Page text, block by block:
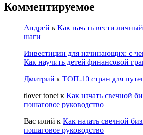
Комментируемое
Андрей к Как начать вести
шаги
Инвестиции для начинающих: с
Как научить детей финансовой
Дмитрий к ТОП-10 стран для
tlover tonet к Как начать свечной
пошаговое руководство
Вас илий к Как начать свечной
пошаговое руководство